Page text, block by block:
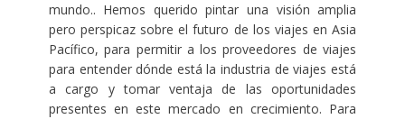
mundo.. Hemos querido pintar una visión amplia
pero perspicaz sobre el futuro de los viajes en Asia
Pacífico, para permitir a los proveedores de viajes
para entender dónde está la industria de viajes está
a cargo y tomar ventaja de las oportunidades
presentes en este mercado en crecimiento. Para